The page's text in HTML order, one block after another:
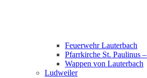
Feuerwehr Lauterbach
Pfarrkirche St. Paulinus
Wappen von Lauterbach
Ludweiler